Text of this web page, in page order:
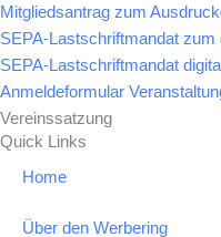
e
b
o
o
k
-
f
t
a
g
r
a
Mitgliedsantrag zum
SEPA-Lastschriftmandat zum
SEPA-Lastschriftmandat digital
Anmeldeformular
Vereinssatzung
Quick Links
Home
Über den Werbering